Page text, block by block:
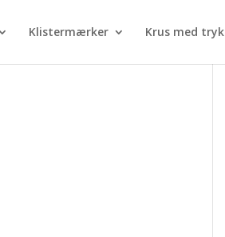
Klistermærker Krus med tryk